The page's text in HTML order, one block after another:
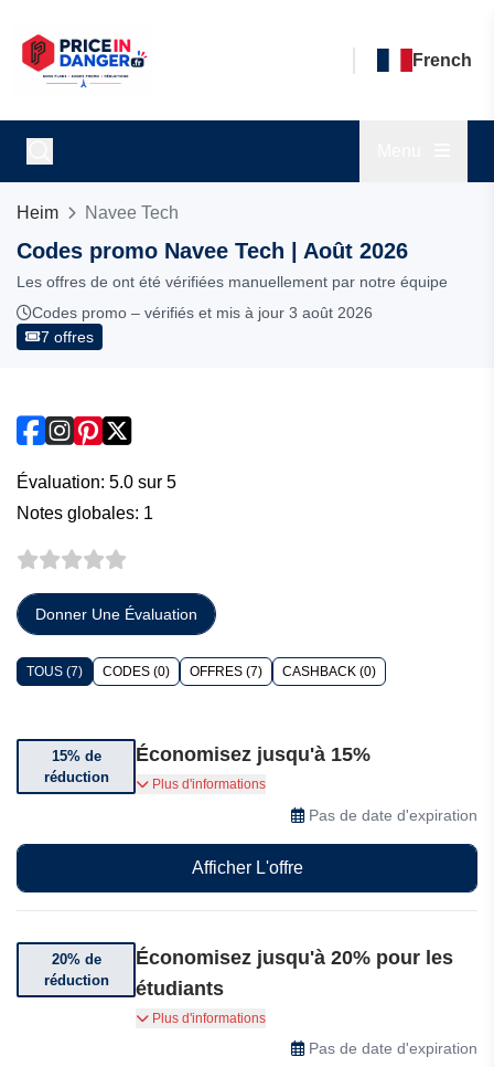
French
Heim Navee Tech
Codes promo Navee Tech | Août 2026
Les offres de ont été vérifiées manuellement par notre équipe
Codes promo – vérifiés et mis à jour 3 août 2026
7 offres
Évaluation: 5.0 sur 5
Notes globales: 1
Donner Une Évaluation
TOUS (7) CODES (0) OFFRES (7) CASHBACK (0)
15% de
réduction
Économisez jusqu'à 15%
Économisez jusqu'à 15% sur Navee Tech
Plus d'informations
Pas de date d'expiration
Afficher L'offre
20% de
réduction
Économisez jusqu'à 20% pour les
étudiants
20% de réduction pour les étudiants sur Navee
Plus d'informations
Pas de date d'expiration